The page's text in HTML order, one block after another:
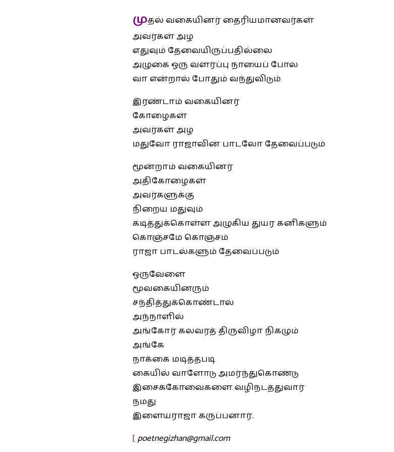
முதல் வகையினர் தைரியமானவர்கள்
அவர்கள் அழ
எதுவும் தேவையிருப்பதில்லை
அழுகை ஒரு வளர்ப்பு நாயைப் போல
வா என்றால் போதும் வந்துவிடும்
இரண்டாம் வகையினர்
கோழைகள்
அவர்கள் அழ
மதுவோ ராஜாவின் பாடலோ தேவைப்படும்
மூன்றாம் வகையினர்
அதிகோழைகள்
அவர்களுக்கு
நிறைய மதுவும்
கடித்துக்கொள்ள அழுகிய துயர கனிகளும்
கொஞ்சமே கொஞ்சம்
ராஜா பாடல்களும் தேவைப்படும்
ஒருவேளை
மூவகையினரும்
சந்தித்துக்கொண்டால்
அந்நாளில்
அங்கோர் கலவரத் திருவிழா நிகழும்
அங்கே
நாக்கை மடித்தபடி
கையில் வாளோடு அமர்ந்துகொண்டு
இசைக்கோவைகளை வழிநடத்துவார்
நமது
இளையராஜா கருப்பனார்.
[ poetnegizhan@gmail.com